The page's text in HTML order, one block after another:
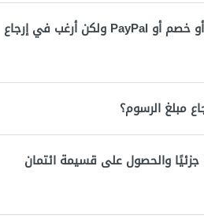
لقد دفعت قيمة طلبي باستخدام قسيمة ائتمان وبطاقة ائتمان أو خصم أو PayPal ولكن أرغب في إرجاع
مبلغ الرسوم؟
جزئيًا والحصول على قسيمة ائتمان